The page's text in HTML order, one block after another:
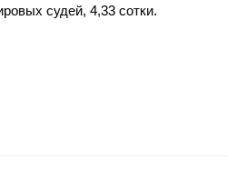
судей, 4,33 сотки.